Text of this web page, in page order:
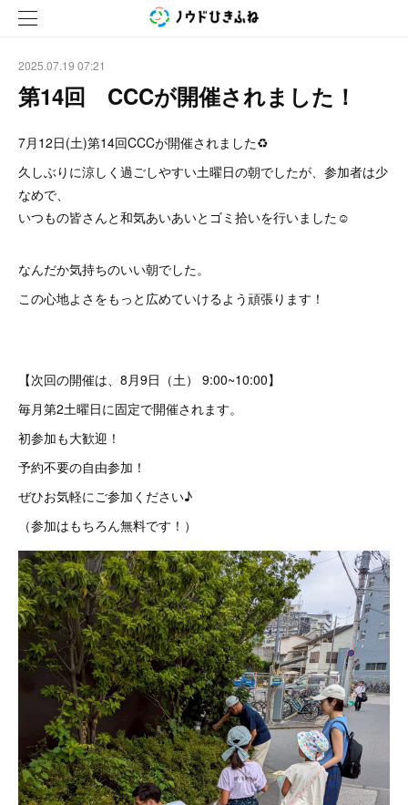
2025.07.19 07:21
第14回 CCCが開催されました！
7月12日(土)第14回CCCが開催されました♻️
久しぶりに涼しく過ごしやすい土曜日の朝でしたが、参加者は少
なめで、
いつもの皆さんと和気あいあいとゴミ拾いを行いました☺️
なんだか気持ちのいい朝でした。
この心地よさをもっと広めていけるよう頑張ります！
【次回の開催は、8月9日（土） 9:00~10:00】
毎月第2土曜日に固定で開催されます。
初参加も大歓迎！
予約不要の自由参加！
ぜひお気軽にご参加ください♪
（参加はもちろん無料です！）